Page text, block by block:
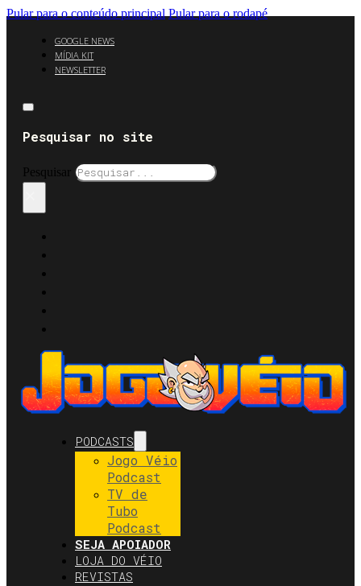
Pular para o conteúdo principal Pular para o rodapé
GOOGLE NEWS
MÍDIA KIT
NEWSLETTER
Pesquisar no site
Pesquisar
PODCASTS
Jogo Véio
Podcast
TV de
Tubo
Podcast
SEJA APOIADOR
LOJA DO VÉIO
REVISTAS